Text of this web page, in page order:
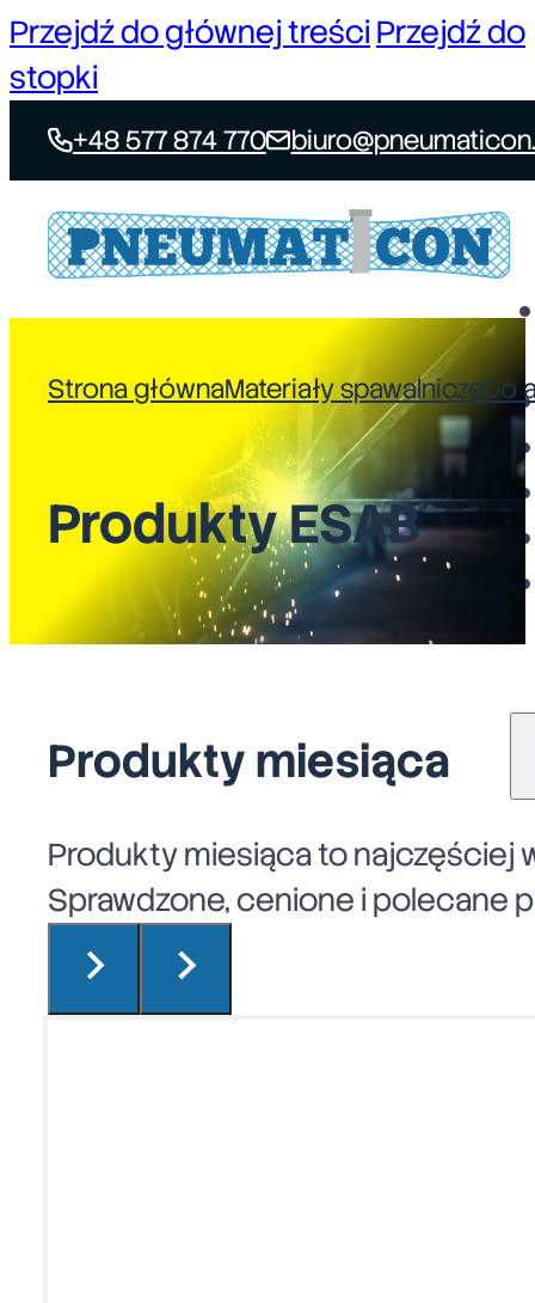
Przejdź do głównej treści Przejdź do
stopki
+48 577 874 770
Strona głównaMateriały spawalniczeDo
Produkty ESAB
Produkty miesiąca
Produkty miesiąca to najczęściej
Sprawdzone, cenione i polecane